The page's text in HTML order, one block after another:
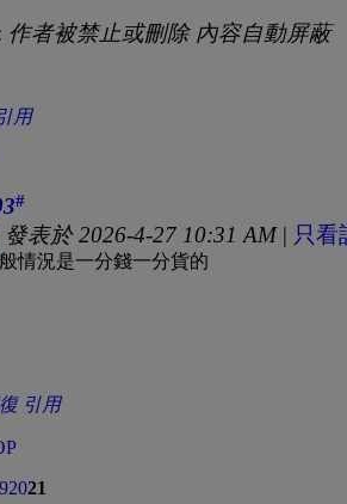
作者被禁止或刪除 內容自動屏蔽
用
#
發表於 2026-4-27 10:31 AM| 只看
情況是一分錢一分貨的
引用
2021